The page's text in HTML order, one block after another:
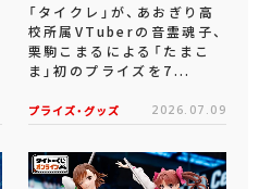
「タイクレ」が、あおぎり高
校所属VTuberの音霊魂子、
栗駒こまるによる「たまこ
ま」初のプライズを7...
プライズ・グッズ 2026.07.09